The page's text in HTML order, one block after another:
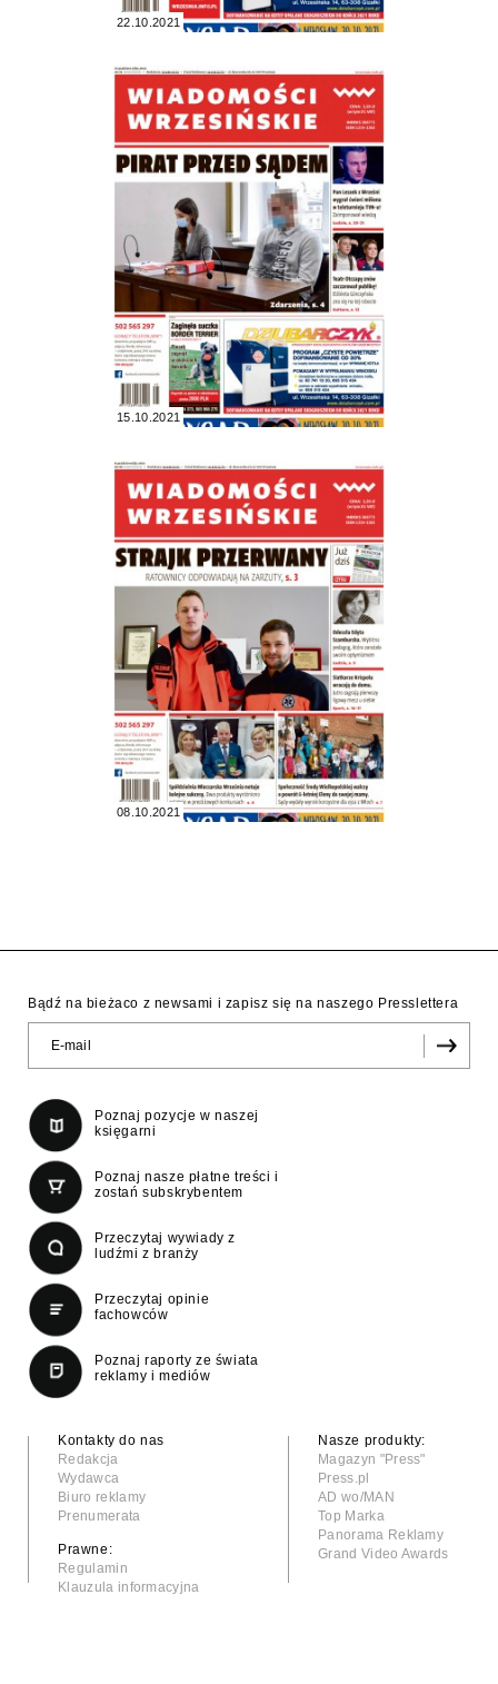
22.10.2021
15.10.2021
08.10.2021
Bądź na bieżaco z newsami i zapisz się na naszego Presslettera
Poznaj pozycje w naszej
księgarni
Poznaj nasze płatne treści i
zostań subskrybentem
Przeczytaj wywiady z
ludźmi z branży
Przeczytaj opinie
fachowców
Poznaj raporty ze świata
reklamy i mediów
Kontakty do nas
Redakcja
Wydawca
Biuro reklamy
Prenumerata
Prawne:
Regulamin
Klauzula informacyjna
Nasze produkty:
Magazyn "Press"
Press.pl
AD wo/MAN
Top Marka
Panorama Reklamy
Grand Video Awards